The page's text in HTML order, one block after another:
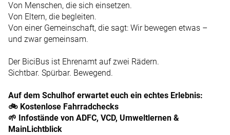
Von Menschen, die sich einsetzen.
Von Eltern, die begleiten.
Von einer Gemeinschaft, die sagt: Wir bewegen etwas –
und zwar gemeinsam.
Der BiciBus ist Ehrenamt auf zwei Rädern.
Sichtbar. Spürbar. Bewegend.
Auf dem Schulhof erwartet euch ein echtes Erlebnis:
🚲 Kostenlose Fahrradchecks
🌱 Infostände von ADFC, VCD, Umweltlernen &
MainLichtblick